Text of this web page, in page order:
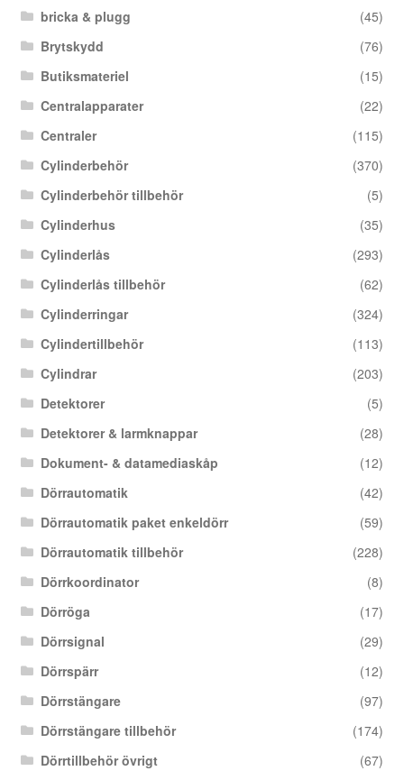
bricka & plugg
(45)
Brytskydd
(76)
Butiksmateriel
(15)
Centralapparater
(22)
Centraler
(115)
Cylinderbehör
(370)
Cylinderbehör tillbehör
(5)
Cylinderhus
(35)
Cylinderlås
(293)
Cylinderlås tillbehör
(62)
Cylinderringar
(324)
Cylindertillbehör
(113)
Cylindrar
(203)
Detektorer
(5)
Detektorer & larmknappar
(28)
Dokument- & datamediaskåp
(12)
Dörrautomatik
(42)
Dörrautomatik paket enkeldörr
(59)
Dörrautomatik tillbehör
(228)
Dörrkoordinator
(8)
Dörröga
(17)
Dörrsignal
(29)
Dörrspärr
(12)
Dörrstängare
(97)
Dörrstängare tillbehör
(174)
Dörrtillbehör övrigt
(67)